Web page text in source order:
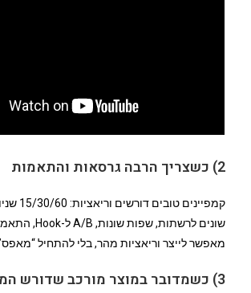
2) כשצריך הרבה גרסאות והתאמות
קמפיינים
מאפשר לייצר וריאציות מהר, בלי להתחיל
3) כשמדובר במוצר מורכב שדורש המחשה